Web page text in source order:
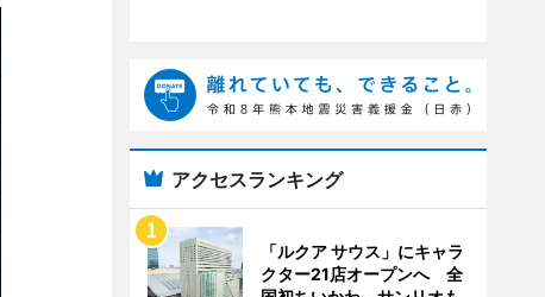
アクセスランキング
「ルクア サウス」にキャラ
クター21店オープンへ 全